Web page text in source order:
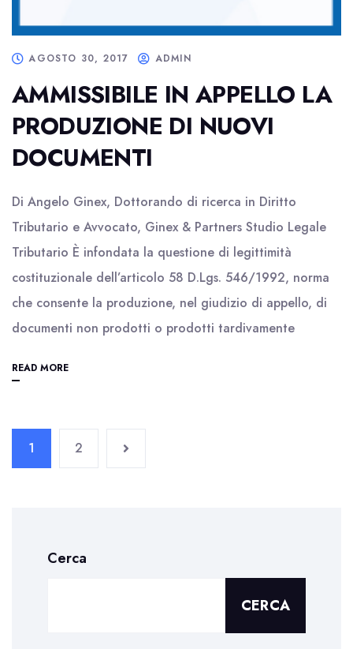
AGOSTO 30, 2017 ADMIN
AMMISSIBILE IN APPELLO LA
PRODUZIONE DI NUOVI
DOCUMENTI
Di Angelo Ginex, Dottorando di ricerca in Diritto
Tributario e Avvocato, Ginex & Partners Studio Legale
Tributario È infondata la questione di legittimità
costituzionale dell’articolo 58 D.Lgs. 546/1992, norma
che consente la produzione, nel giudizio di appello, di
documenti non prodotti o prodotti tardivamente
READ MORE
1 2
Cerca
CERCA